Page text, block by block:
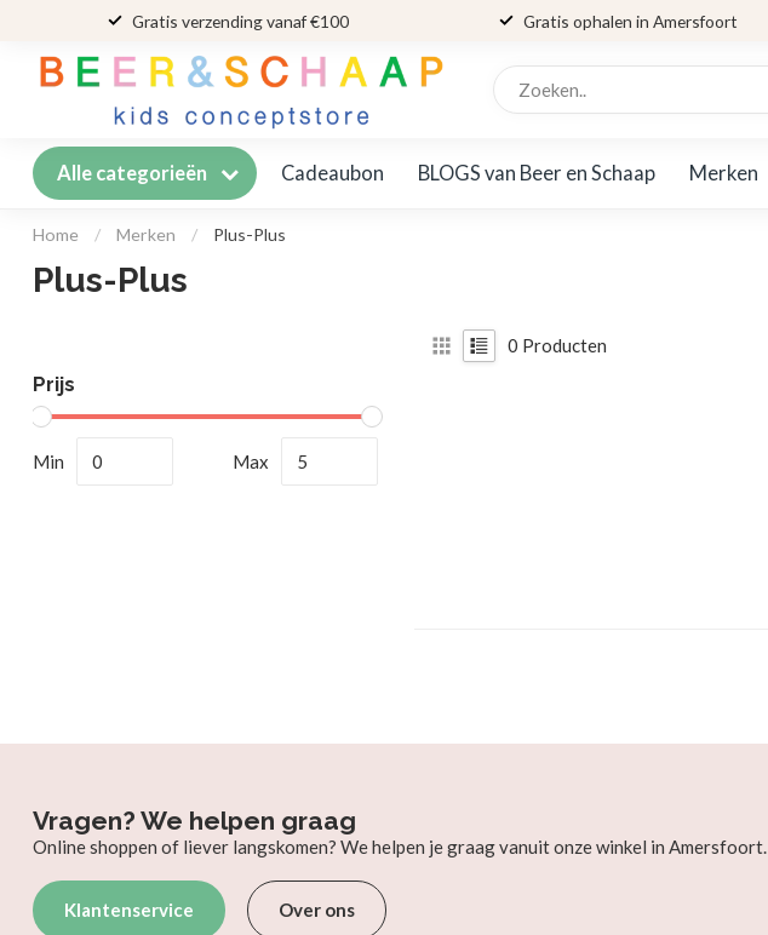
Gratis verzending vanaf €100 Gratis ophalen in Amersfoort
Alle categorieën Cadeaubon BLOGS van Beer en Schaap Merken
Home / Merken / Plus-Plus
Plus-Plus
Prijs
Min Max
0 Producten
Vragen? We helpen graag
Online shoppen of liever langskomen? We helpen je graag vanuit onze winkel in Amersfoort.
Klantenservice Over ons